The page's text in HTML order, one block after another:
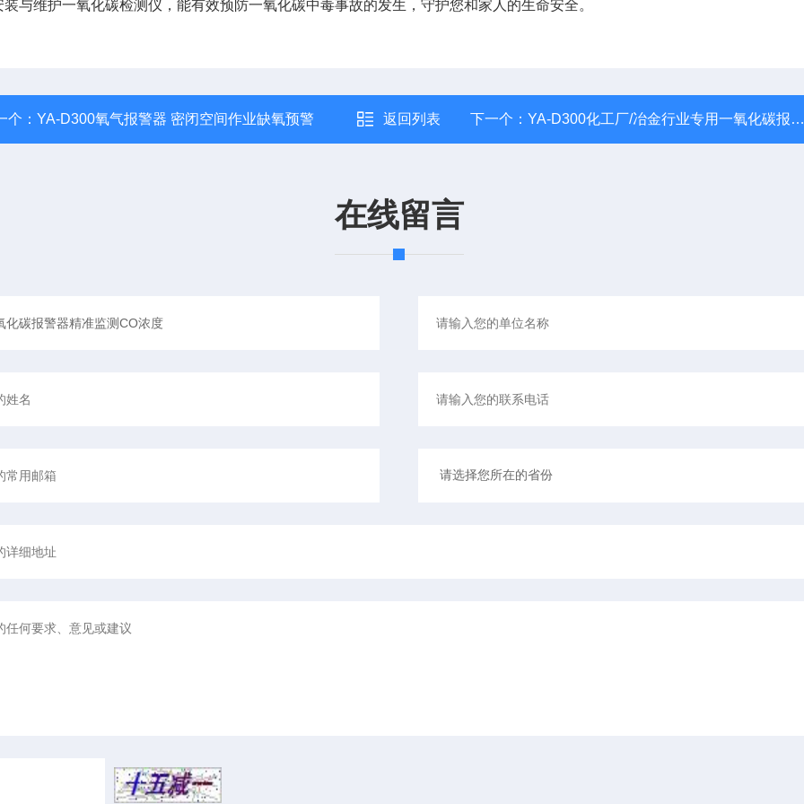
装与维护一氧化碳检测仪，能有效预防一氧化碳中毒事故的发生，守护您和家人的生命安全。
个： YA-D300氧气报警器 密闭空间作业缺氧预警 返回列表 下一个：YA-D300化工厂/冶金行业专用一氧化碳报警器
在线留言